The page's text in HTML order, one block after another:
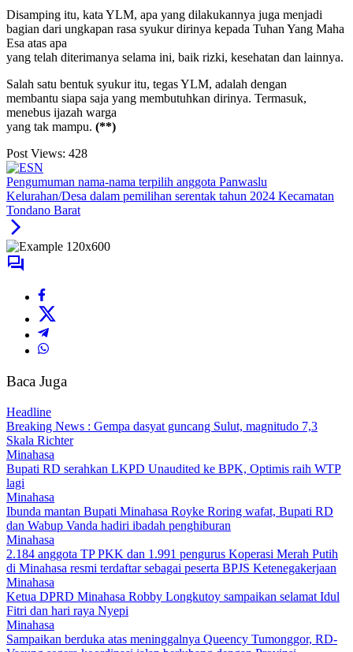
Disamping itu, kata YLM, apa yang dilakukannya juga menjadi
bagian dari ungkapan rasa syukur dirinya kepada Tuhan Yang Maha
Esa atas apa
yang telah diterimanya selama ini, baik rizki, kesehatan dan lainnya.
Salah satu bentuk syukur itu, tegas YLM, adalah dengan
membantu siapa saja yang membutuhkan dirinya. Termasuk,
menebus ijazah warga
yang tak mampu. (**)
Post Views: 428
Pengumuman nama-nama terpilih anggota Panwaslu
Kelurahan/Desa dalam pemilihan serentak tahun 2024 Kecamatan
Tondano Barat
Baca Juga
Headline
Breaking News : Gempa dasyat guncang Sulut, magnitudo 7,3
Skala Richter
Minahasa
Bupati RD serahkan LKPD Unaudited ke BPK, Optimis raih WTP
lagi
Minahasa
Ibunda mantan Bupati Minahasa Royke Roring wafat, Bupati RD
dan Wabup Vanda hadiri ibadah penghiburan
Minahasa
2.184 anggota TP PKK dan 1.991 pengurus Koperasi Merah Putih
di Minahasa resmi terdaftar sebagai peserta BPJS Ketenegakerjaan
Minahasa
Ketua DPRD Minahasa Robby Longkutoy sampaikan selamat Idul
Fitri dan hari raya Nyepi
Minahasa
Sampaikan berduka atas meninggalnya Queency Tumonggor, RD-